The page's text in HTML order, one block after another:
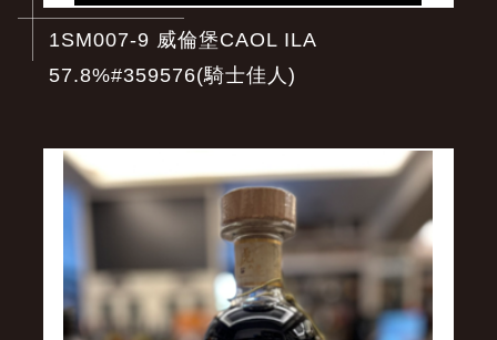
1SM007-9 威倫堡CAOL ILA
57.8%#359576(騎士佳人)